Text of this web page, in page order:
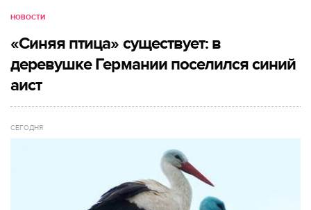
НОВОСТИ
«Синяя птица» существует: в
деревушке Германии поселился синий
аист
СЕГОДНЯ